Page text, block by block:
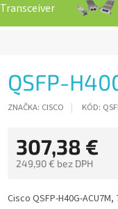
Transceiver
QSFP-
ZNAČKA: CISCO KÓD:
307,38 €
249,90 € bez DPH
cena:
Cisco QSFP-H40G-